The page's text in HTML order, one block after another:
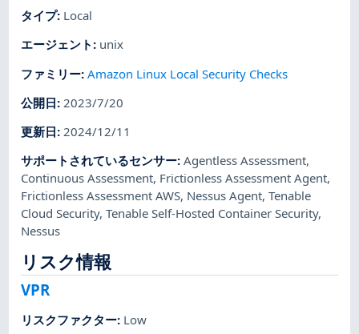
タイプ: Local
エージェント : unix
ファミリー:Amazon Linux Local Security Checks
公開日: 2023/7/20
更新日:2024/12/11
サポートされているセンサー:Agentless Assessment,
Continuous Assessment, Frictionless Assessment Agent,
Frictionless Assessment AWS, Nessus Agent,Tenable
Cloud Security,Tenable Self-Hosted Container Security,
Nessus
リスク情報
VPR
リスクファクター: Low